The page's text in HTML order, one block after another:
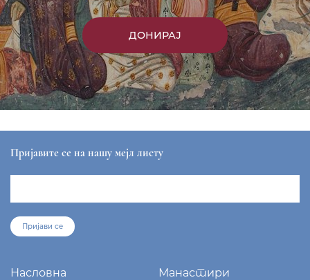
ДОНИРАЈ
Пријавите се на нашу мејл листу
Пријави се
Насловна
Манастири